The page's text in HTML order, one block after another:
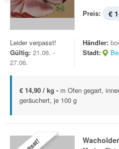
Preis: €
Leider verpasst!
Gültig: 21.06. -
27.06.
Händler:
Stadt:
€ 14,90 / kg - m Ofen gegart,
geräuchert, je 100 g